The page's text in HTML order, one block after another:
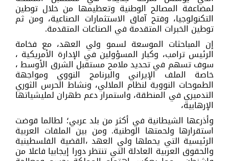
لمضاعفة المصالح الوطنية وتعظيمها من خلال توطين
التكنولوجيا، وفتح آفاق الاستثمارات الصناعية، ومن ثم
توطين الخبرات المتقدمة في الصناعات المتقدمة.
إن المباحثات الموسعة لسمو ولي العهد، مع فخامة
الرئيس ترامب، وكبار المسؤولين في الإدارة الأمريكية ،
سوف تسهم في تحديد ملامح مستقبل الشرق الأوسط ،
خاصة الملف الإيراني والبرنامج النووي ومواجهة
الطموحات النووية لنظام الملالي، ونشاط الحرس الثوري
التدميري في المنطقة، واستمرار دعم طهران لمليشياتها
الإرهابية،
وأذرعها الشيطانية في أكثر من بلد عربي؛ لطالما قوضت
استقرارها ولحمتها الوطنية. ومن بين الملفات العربية
الرئيسية التي يحملها ولي العهد ،القضية الفلسطينية
والحقوق العربية العادلة التي تنتظر دورا إيجابيا فاعلا من